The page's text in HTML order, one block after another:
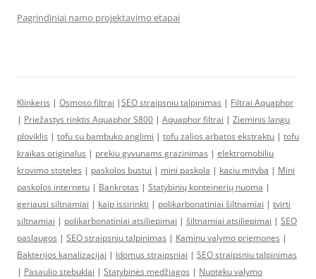
Pagrindiniai namo projektavimo etapai
Klinkeris | Osmoso filtrai |SEO straipsniu talpinimas | Filtrai Aquaphor
| Priežastys rinktis Aquaphor S800 | Aquaphor filtrai | Zieminis langu
ploviklis | tofu su bambuko anglimi | tofu zalios arbatos ekstraktu | tofu
kraikas originalus | prekiu gyvunams grazinimas | elektromobiliu
krovimo stoteles | paskolos bustui | mini paskola | kaciu mityba | Mini
paskolos internetu | Bankrotas | Statybinių konteinerių nuoma |
geriausi siltnamiai | kaip issirinkti | polikarbonatiniai šiltnamiai | tvirti
siltnamiai | polikarbonatiniai atsiliepimai | šiltnamiai atsiliepimai | SEO
paslaugos | SEO straipsniu talpinimas | Kaminu valymo priemones |
Bakterijos kanalizacijai | Idomus straipsniai | SEO straipsniu talpinimas
| Pasaulio stebuklai | Statybinės medžiagos | Nuoteku valymo